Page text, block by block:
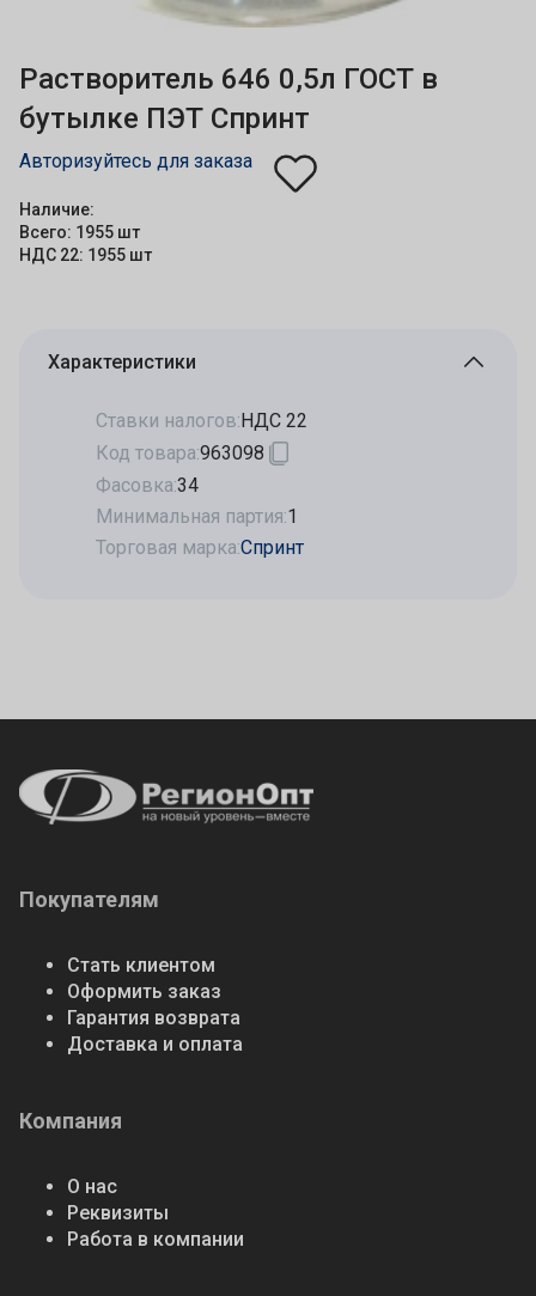
Растворитель 646 0,5л ГОСТ в
бутылке ПЭТ Спринт
Авторизуйтесь для заказа
Наличие:
Всего: 1955 шт
НДС 22: 1955 шт
Характеристики
Ставки налогов:НДС 22
Код товара:963098
Фасовка:34
Минимальная партия:1
Торговая марка:Спринт
Покупателям
Стать клиентом
Оформить заказ
Гарантия возврата
Доставка и оплата
Компания
О нас
Реквизиты
Работа в компании